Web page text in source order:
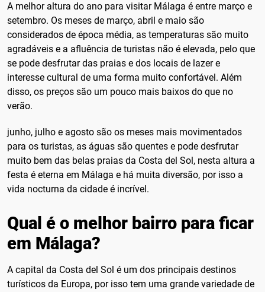
A melhor altura do ano para visitar Málaga é entre março e
setembro. Os meses de março, abril e maio são
considerados de época média, as temperaturas são muito
agradáveis e a afluência de turistas não é elevada, pelo que
se pode desfrutar das praias e dos locais de lazer e
interesse cultural de uma forma muito confortável. Além
disso, os preços são um pouco mais baixos do que no
verão.
junho, julho e agosto são os meses mais movimentados
para os turistas, as águas são quentes e pode desfrutar
muito bem das belas praias da Costa del Sol, nesta altura a
festa é eterna em Málaga e há muita diversão, por isso a
vida nocturna da cidade é incrível.
Qual é o melhor bairro para ficar
em Málaga?
A capital da Costa del Sol é um dos principais destinos
turísticos da Europa, por isso tem uma grande variedade de